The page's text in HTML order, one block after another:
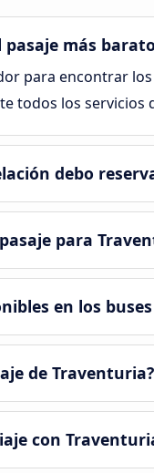
más
para encontrar
todos los servicios
debo
para
en los
de Traventuria?
con